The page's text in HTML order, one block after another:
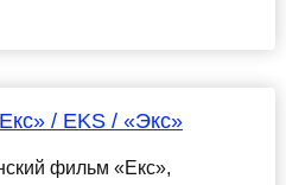
/ EKS / «Экс»
фильм «Екс»,